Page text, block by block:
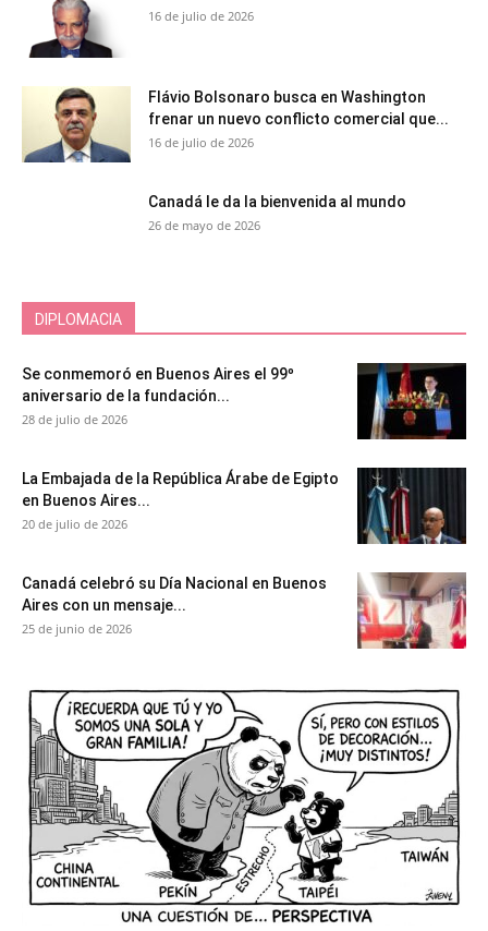
16 de julio de 2026
Flávio Bolsonaro busca en Washington
frenar un nuevo conflicto comercial que...
16 de julio de 2026
Canadá le da la bienvenida al mundo
26 de mayo de 2026
DIPLOMACIA
Se conmemoró en Buenos Aires el 99º
aniversario de la fundación...
28 de julio de 2026
La Embajada de la República Árabe de Egipto
en Buenos Aires...
20 de julio de 2026
Canadá celebró su Día Nacional en Buenos
Aires con un mensaje...
25 de junio de 2026